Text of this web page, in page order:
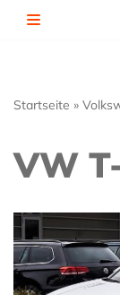
springen
Startseite »
VW